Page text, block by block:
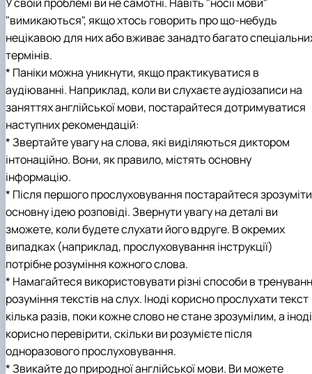
"вимикаються", якщо хтось говорить про що-небудь
нецікавою для них або вживає занадто багато
термінів.
* Паніки можна уникнути, якщо практикуватися в
аудіюванні. Наприклад, коли ви слухаєте аудіозаписи на
заняттях англійської мови, постарайтеся дотримуватися
наступних рекомендацій:
* Звертайте увагу на слова, які виділяються диктором
інтонаційно. Вони, як правило, містять основну
інформацію.
* Після першого прослуховування постарайтеся зрозуміти
основну ідею розповіді. Звернути увагу на деталі ви
зможете, коли будете слухати його вдруге. В окремих
випадках (наприклад, прослуховування інструкції)
потрібне розуміння кожного слова.
* Намагайтеся використовувати різні способи в
розуміння текстів на слух. Іноді корисно прослухати текст
кілька разів, поки кожне слово не стане зрозумілим, а іноді
корисно перевірити, скільки ви розумієте після
одноразового прослуховування.
* Звикайте до природної англійської мови. Ви можете